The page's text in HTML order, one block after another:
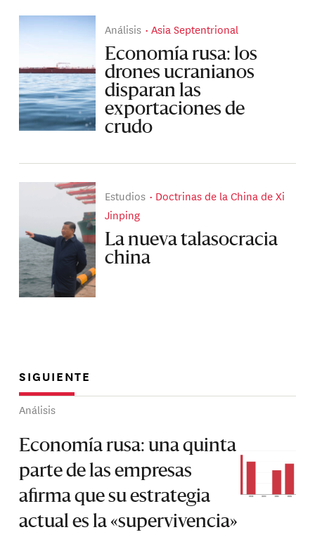
Análisis Asia Septentrional
Economía rusa: los
drones ucranianos
disparan las
exportaciones de
crudo
Estudios
Doctrinas de la China de Xi
Jinping
La nueva talasocracia
china
SIGUIENTE
Análisis
Economía rusa: una quinta
parte de las empresas
afirma que su estrategia
actual es la «supervivencia»